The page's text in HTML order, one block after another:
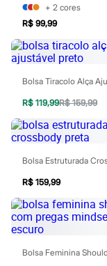
Calças
Camisetas e Regatas
Casacos e Jaquetas
Jeans
Polos
Acessórios
Bolsas e Mochilas
Chapéus e Bonés
Cintos
Carteiras
Óculos
Calçados
Botas
Chinelos
Sapatos
Sandálias e
Tênis
Moda esportiva
Acessórios
+ 2 cores
R$ 99,99
R$ 119,99R$ 159,99
R$ 159,99